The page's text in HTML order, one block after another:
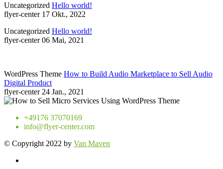
Uncategorized Hello world!
flyer-center 17 Okt., 2022
Uncategorized Hello world!
flyer-center06 Mai, 2021
WordPress Theme How to Build Audio Marketplace to Sell Audio
Digital Product
flyer-center 24 Jan., 2021
+49176 37070169
info@flyer-center.com
© Copyright 2022 by Van Maven